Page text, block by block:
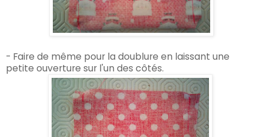
- Faire de même pour la doublure en laissant une
petite ouverture sur l'un des côtés.